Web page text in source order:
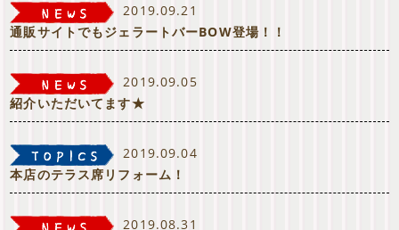
2019.09.21
通販サイトでもジェラートバーBOW登場！！
2019.09.05
紹介いただいてます★
2019.09.04
本店のテラス席リフォーム！
2019.08.31